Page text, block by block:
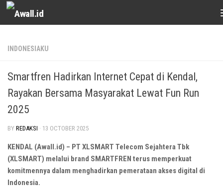
Skip to content
INDONESIAKU
Smartfren Hadirkan Internet Cepat di Kendal,
Rayakan Bersama Masyarakat Lewat Fun Run
2025
BY REDAKSI · 13 OCTOBER 2025
KENDAL (Awall.id) – PT XLSMART Telecom Sejahtera Tbk
(XLSMART) melalui brand SMARTFREN terus memperkuat
komitmennya dalam menghadirkan pemerataan akses digital di
Indonesia.